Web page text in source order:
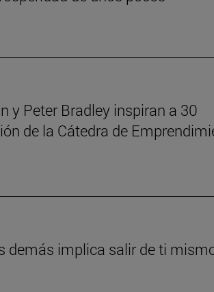
y Peter Bradley inspiran a 30
de la Cátedra de
demás implica salir de ti